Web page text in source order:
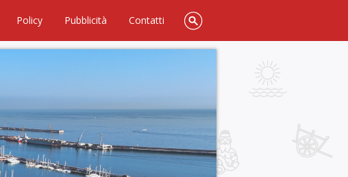
Policy Pubblicità Contatti